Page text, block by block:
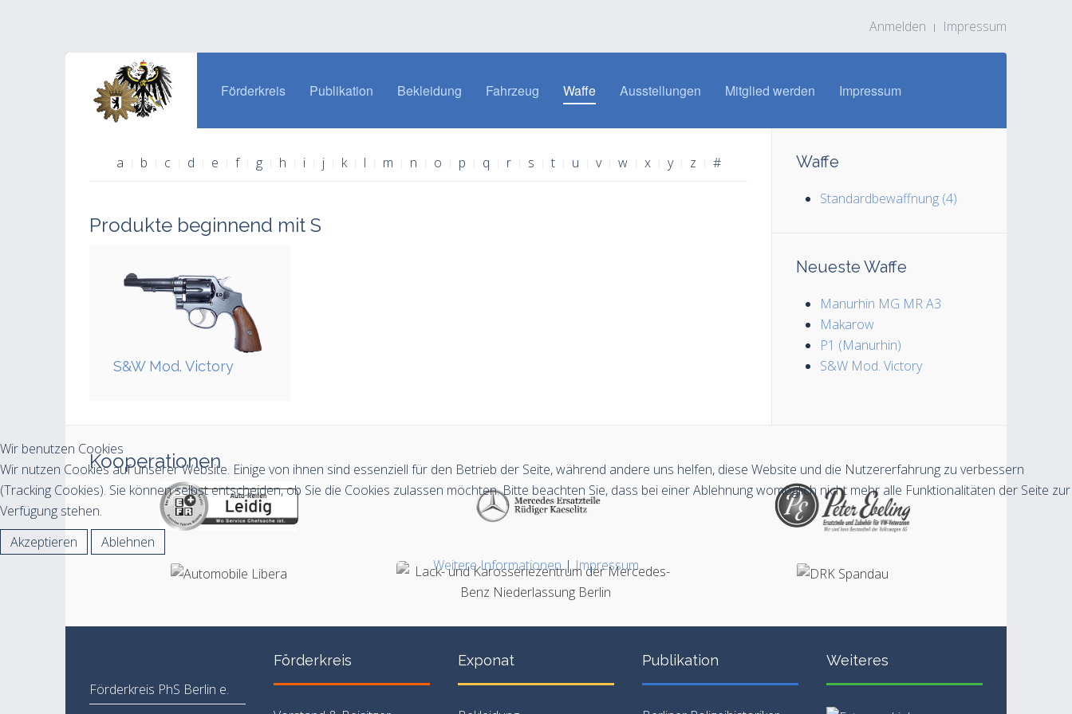
Anmelden Impressum
Förderkreis Publikation Bekleidung Fahrzeug Waffe Ausstellungen Mitglied werden Impressum
a b c d e f g h i j k l m n o p q r s t u v w x y z #
Produkte beginnend mit S
S&W Mod. Victory
Waffe
Standardbewaffnung (4)
Neueste Waffe
Manurhin MG MR A3
Makarow
P1 (Manurhin)
S&W Mod. Victory
Kooperationen
Förderkreis PhS Berlin e.
Förderkreis Exponat Publikation Weiteres
Wir benutzen Cookies
Wir nutzen Cookies auf unserer Website. Einige von ihnen sind essenziell für den Betrieb der Seite, während andere uns helfen, diese Website und die Nutzererfahrung zu verbessern
(Tracking Cookies). Sie können selbst entscheiden, ob Sie die Cookies zulassen möchten. Bitte beachten Sie, dass bei einer Ablehnung womöglich nicht mehr alle Funktionalitäten der Seite zur
Verfügung stehen.
Akzeptieren
Ablehnen
Weitere Informationen|Impressum